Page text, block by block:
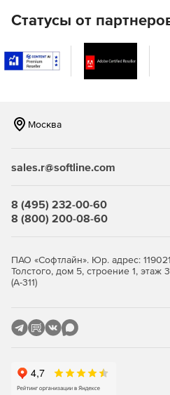
параметров функции
брандмауэра.
Мастер настройки для
неограниченного числа
серверов и рабочих
испанском, итальянском,
Статусы от
Москва
sales.r@softline.com
8 (495) 232-00-60
8 (800) 200-08-60
ПАО «Софтлайн». Юр. адрес:
Толстого, дом 5, строение 1,
(А-311)